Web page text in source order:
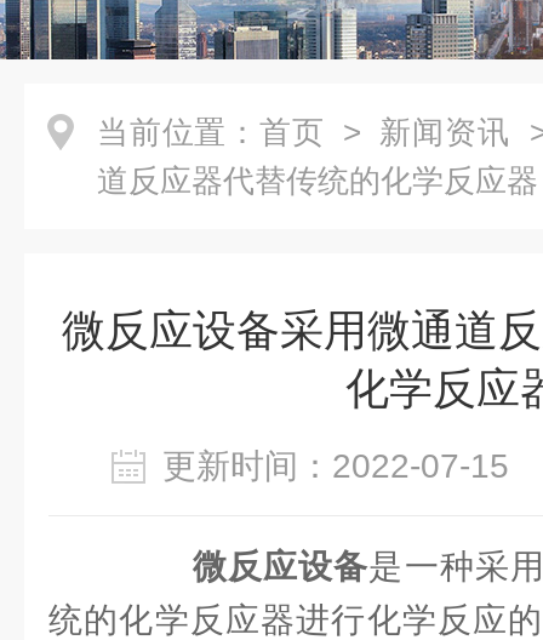
当前位置： 首页 > 新闻资讯
道反应器代替传统的化学反应器
微反应设备采用微通道
化学反应
更新时间：2022-07-
微反应设备是一种采
统的化学反应器进行化学反应